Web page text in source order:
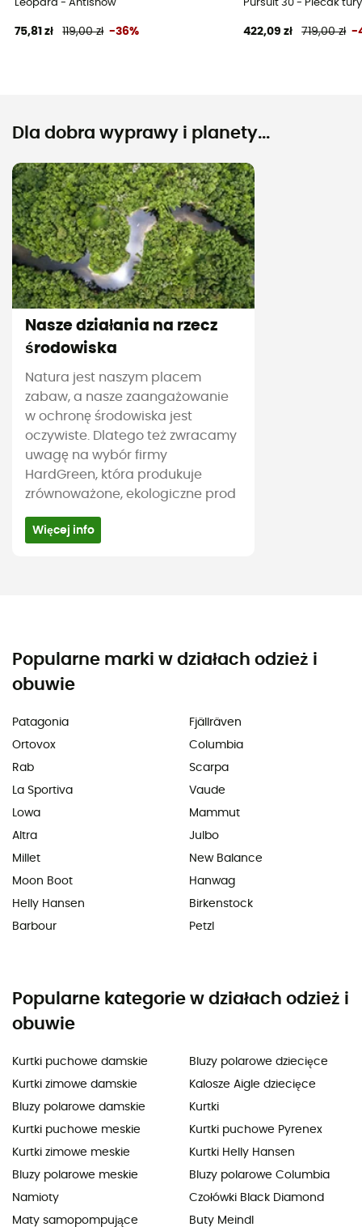
Leopard - Antisnow
75,81 zł 119,00 zł -36%
Pursuit 30 - Plecak
422,09 zł 719,00 zł -
Dla dobra wyprawy i planety...
Nasze działania na rzecz
środowiska
Natura jest naszym placem
zabaw, a nasze zaangażowanie
w ochronę środowiska jest
oczywiste. Dlatego też zwracamy
uwagę na wybór firmy
HardGreen, która produkuje
zrównoważone, ekologiczne prod
Więcej info
Popularne marki w działach odzież i
obuwie
Patagonia
Ortovox
Rab
La Sportiva
Lowa
Altra
Millet
Moon Boot
Helly Hansen
Barbour
Fjällräven
Columbia
Scarpa
Vaude
Mammut
Julbo
New Balance
Hanwag
Birkenstock
Petzl
Popularne kategorie w działach odzież i
obuwie
Kurtki puchowe damskie
Kurtki zimowe damskie
Bluzy polarowe damskie
Kurtki puchowe meskie
Kurtki zimowe meskie
Bluzy polarowe meskie
Namioty
Maty samopompujące
Bluzy polarowe dziecięce
Kalosze Aigle dziecięce
Kurtki
Kurtki puchowe Pyrenex
Kurtki Helly Hansen
Bluzy polarowe Columbia
Czołówki Black Diamond
Buty Meindl